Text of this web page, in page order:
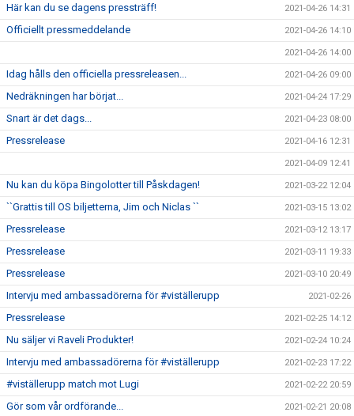
Här kan du se dagens pressträff! 2021-04-26 14:31
Officiellt pressmeddelande 2021-04-26 14:10
2021-04-26 14:00
Idag hålls den officiella pressreleasen... 2021-04-26 09:00
Nedräkningen har börjat... 2021-04-24 17:29
Snart är det dags... 2021-04-23 08:00
Pressrelease 2021-04-16 12:31
2021-04-09 12:41
Nu kan du köpa Bingolotter till Påskdagen! 2021-03-22 12:04
``Grattis till OS biljetterna, Jim och Niclas `` 2021-03-15 13:02
Pressrelease 2021-03-12 13:17
Pressrelease 2021-03-11 19:33
Pressrelease 2021-03-10 20:49
Intervju med ambassadörerna för #viställerupp 2021-02-26
Pressrelease 2021-02-25 14:12
Nu säljer vi Raveli Produkter! 2021-02-24 10:24
Intervju med ambassadörerna för #viställerupp 2021-02-23 17:22
#viställerupp match mot Lugi 2021-02-22 20:59
Gör som vår ordförande... 2021-02-21 20:08